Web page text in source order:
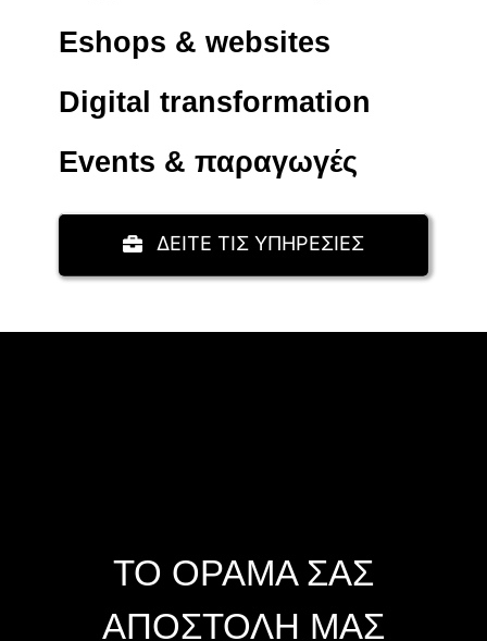
Eshops & websites
Digital transformation
Events & παραγωγές
ΔΕΙΤΕ ΤΙΣ ΥΠΗΡΕΣΙΕΣ
ΤΟ ΟΡΑΜΑ ΣΑΣ
ΑΠΟΣΤΟΛΗ ΜΑΣ